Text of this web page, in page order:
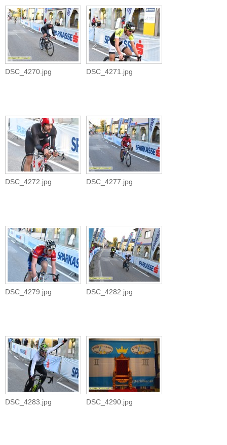
DSC_4270.jpg DSC_4271.jpg
DSC_4272.jpg DSC_4277.jpg
DSC_4279.jpg DSC_4282.jpg
DSC_4283.jpg DSC_4290.jpg